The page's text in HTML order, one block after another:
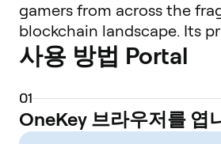
gamers from across the
blockchain landscape. Its
is to enhance
gaming sector, allowing
move more freely between
blockchain networks. By
LayerZero's messaging
사용 방법 Portal
01
OneKey 브라우저를 엽